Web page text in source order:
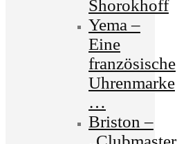
Shorokhoff
Yema –
Eine
französische
Uhrenmarke
…
Briston –